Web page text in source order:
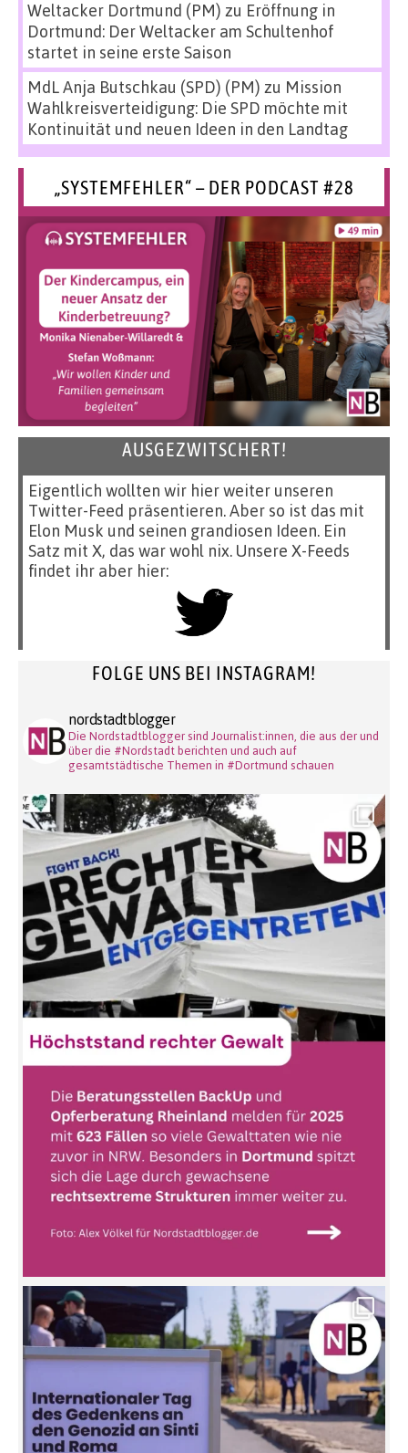
Weltacker Dortmund (PM) zu Eröffnung in
Dortmund: Der Weltacker am Schultenhof
startet in seine erste Saison
MdL Anja Butschkau (SPD) (PM) zu Mission
Wahlkreisverteidigung: Die SPD möchte mit
Kontinuität und neuen Ideen in den Landtag
„SYSTEMFEHLER“ – DER PODCAST #28
AUSGEZWITSCHERT!
Eigentlich wollten wir hier weiter unseren
Twitter-Feed präsentieren. Aber so ist das mit
Elon Musk und seinen grandiosen Ideen. Ein
Satz mit X, das war wohl nix. Unsere X-Feeds
findet ihr aber hier:
FOLGE UNS BEI INSTAGRAM!
nordstadtblogger
Die Nordstadtblogger sind Journalist:innen, die aus der und
über die #Nordstadt berichten und auch auf
gesamtstädtische Themen in #Dortmund schauen